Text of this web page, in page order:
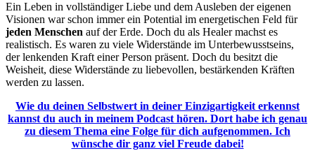
Ein Leben in vollständiger Liebe und dem Ausleben der eigenen
Visionen war schon immer ein Potential im energetischen Feld für
jeden Menschen auf der Erde. Doch du als Healer machst es
realistisch. Es waren zu viele Widerstände im Unterbewusstseins,
der lenkenden Kraft einer Person präsent. Doch du besitzt die
Weisheit, diese Widerstände zu liebevollen, bestärkenden Kräften
werden zu lassen.
Wie du deinen Selbstwert in deiner Einzigartigkeit erkennst
kannst du auch in meinem Podcast hören. Dort habe ich genau
zu diesem Thema eine Folge für dich aufgenommen. Ich
wünsche dir ganz viel Freude dabei!